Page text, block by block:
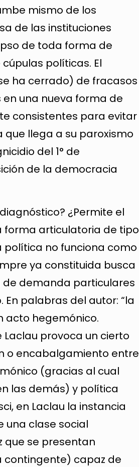
mismo de los
de las instituciones
de toda forma de
políticas. El
ha cerrado) de fracasos
una nueva forma de
consistentes para evitar
llega a su paroxismo
del 1° de
de la democracia
¿Permite el
forma articulatoria de tipo
política no funciona como
ya constituida busca
demanda particulares
palabras del autor: “la
acto hegemónico.
provoca un cierto
o encabalgamiento entre
(gracias al cual
las demás) y política
en Laclau la instancia
una clase social
que se presentan
contingente) capaz de